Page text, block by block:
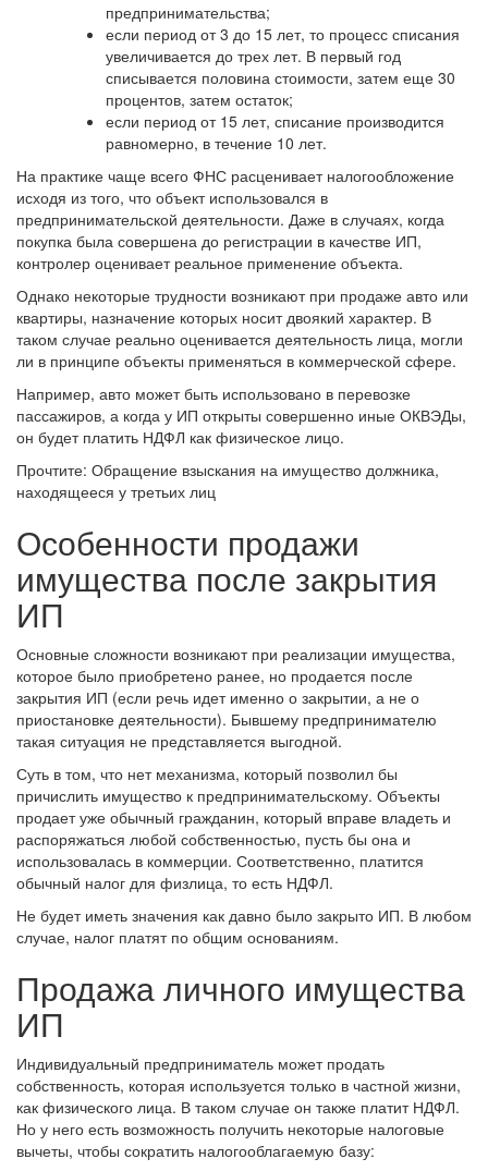
предпринимательства;
если период от 3 до 15 лет, то процесс списания
увеличивается до трех лет. В первый год
списывается половина стоимости, затем еще 30
процентов, затем остаток;
если период от 15 лет, списание производится
равномерно, в течение 10 лет.
На практике чаще всего ФНС расценивает налогообложение
исходя из того, что объект использовался в
предпринимательской деятельности. Даже в случаях, когда
покупка была совершена до регистрации в качестве ИП,
контролер оценивает реальное применение объекта.
Однако некоторые трудности возникают при продаже авто или
квартиры, назначение которых носит двоякий характер. В
таком случае реально оценивается деятельность лица, могли
ли в принципе объекты применяться в коммерческой сфере.
Например, авто может быть использовано в перевозке
пассажиров, а когда у ИП открыты совершенно иные ОКВЭДы,
он будет платить НДФЛ как физическое лицо.
Прочтите: Обращение взыскания на имущество должника,
находящееся у третьих лиц
Особенности продажи
имущества после закрытия
ИП
Основные сложности возникают при реализации имущества,
которое было приобретено ранее, но продается после
закрытия ИП (если речь идет именно о закрытии, а не о
приостановке деятельности). Бывшему предпринимателю
такая ситуация не представляется выгодной.
Суть в том, что нет механизма, который позволил бы
причислить имущество к предпринимательскому. Объекты
продает уже обычный гражданин, который вправе владеть и
распоряжаться любой собственностью, пусть бы она и
использовалась в коммерции. Соответственно, платится
обычный налог для физлица, то есть НДФЛ.
Не будет иметь значения как давно было закрыто ИП. В любом
случае, налог платят по общим основаниям.
Продажа личного имущества
ИП
Индивидуальный предприниматель может продать
собственность, которая используется только в частной жизни,
как физического лица. В таком случае он также платит НДФЛ.
Но у него есть возможность получить некоторые налоговые
вычеты, чтобы сократить налогооблагаемую базу: